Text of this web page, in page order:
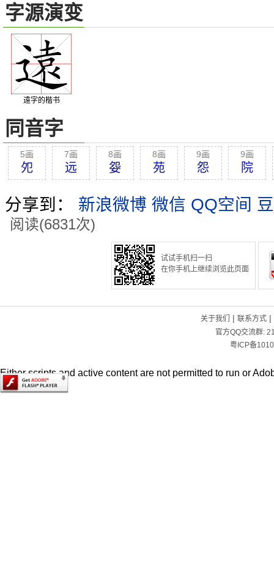
字源演变
遠字的楷书
同音字
5画
夗
7画
远
8画
妴
8画
苑
9画
怨
9画
院
分享到： 新浪微博 微信 QQ空间
阅读(6831次)
试试手机扫一扫
在你手机上继续浏览此页面
关于我们 | 联系方式|
官方QQ交流群:
粤ICP备
Either scripts and active content are not permitted to run or